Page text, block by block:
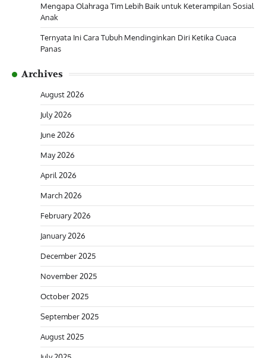
Mengapa Olahraga Tim Lebih Baik untuk Keterampilan Sosial
Anak
Ternyata Ini Cara Tubuh Mendinginkan Diri Ketika Cuaca
Panas
Archives
August 2026
July 2026
June 2026
May 2026
April 2026
March 2026
February 2026
January 2026
December 2025
November 2025
October 2025
September 2025
August 2025